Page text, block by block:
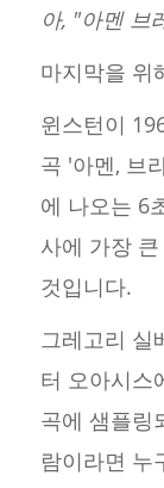
아, "아멘 브
마지막을 위
윈스턴이
곡 '아멘, 브
에 나오는 6
사에 가장
것입니다.
그레고리 실
터 오아시스
곡에 샘플링
람이라면 누